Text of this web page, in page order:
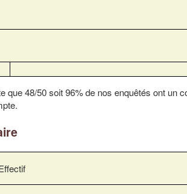
que 48/50 soit 96% de nos enquêtés ont un